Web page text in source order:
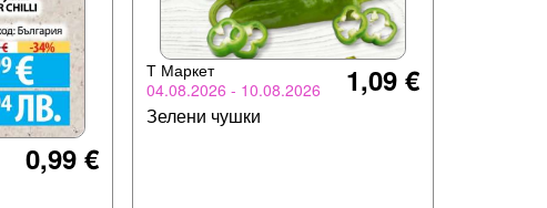
0,99 €
Т Маркет
04.08.2026 - 10.08.2026
1,09 €
Зелени чушки